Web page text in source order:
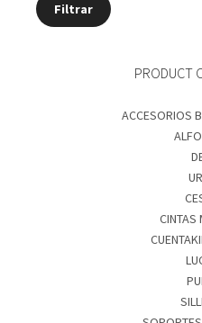
Filtrar
PRODUCT
ACCESORIOS
CINTAS